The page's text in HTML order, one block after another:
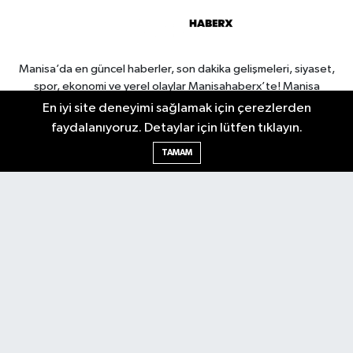
Manisa’da en güncel haberler, son dakika gelişmeleri, siyaset,
spor, ekonomi ve yerel olaylar Manisahaberx’te! Manisa
haberlerini anbean takip edin.
Manisa Nöbetçi Eczaneler
En iyi site deneyimi sağlamak için çerezlerden
faydalanıyoruz. Detaylar için lütfen tıklayın.
TAMAM